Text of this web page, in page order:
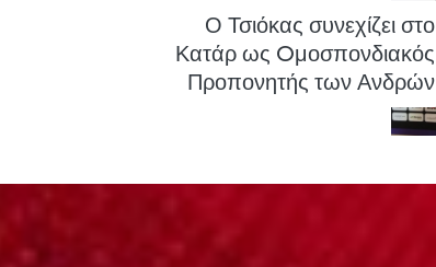
Ο Τσιόκας συνεχίζει στο
Κατάρ ως Oμοσπονδιακός
Προπονητής των Ανδρών